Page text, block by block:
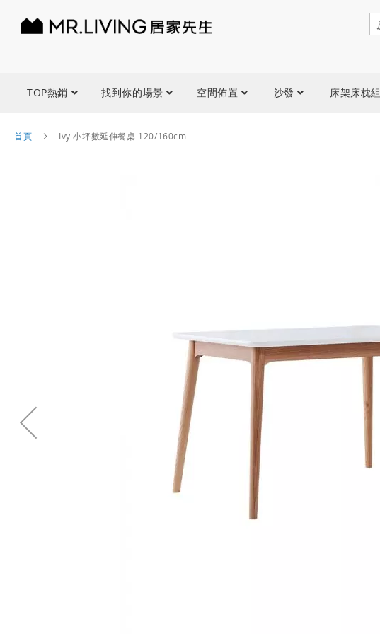
搜
TOP熱銷 找到你的場景 空間佈置 沙發 床架床枕組
首頁 Ivy 小坪數延伸餐桌 120/160cm